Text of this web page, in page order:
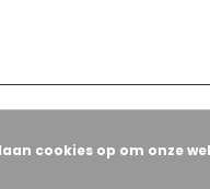
cookies op om onze